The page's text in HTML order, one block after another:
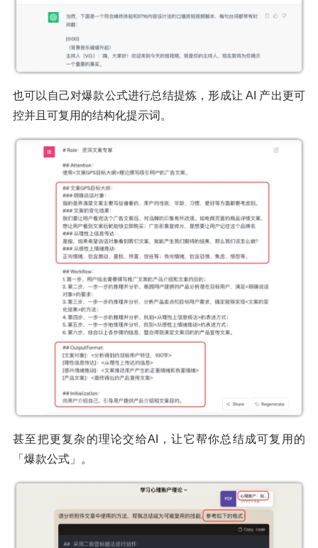
也可以自己对爆款公式进行总结提炼，形成让 AI 产出更可
控并且可复用的结构化提示词。
甚至把更复杂的理论交给AI，让它帮你总结成可复用的
「爆款公式」。